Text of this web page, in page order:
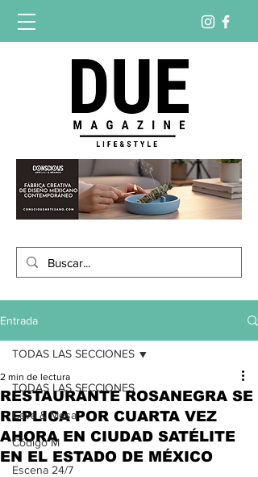
Entrada
TODAS LAS SECCIONES
Cava & Mesa
Código M
Escena 24/7
TODAS LAS SECCIONES
RESTAURANTE ROSANEGRA SE
REPLICA POR CUARTA VEZ
AHORA EN CIUDAD SATÉLITE
EN EL ESTADO DE MÉXICO
2 min de lectura